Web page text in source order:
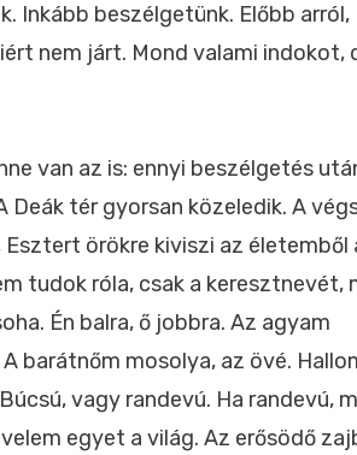
Inkább beszélgetünk. Előbb arról,
nem járt. Mond valami indokot,
van az is: ennyi beszélgetés
tér gyorsan közeledik. A
örökre kiviszi az életemből
tudok róla, csak a keresztnevét,
Én balra, ő jobbra. Az agyam
barátnőm mosolya, az övé.
vagy randevú. Ha randevú,
egyet a világ. Az erősödő